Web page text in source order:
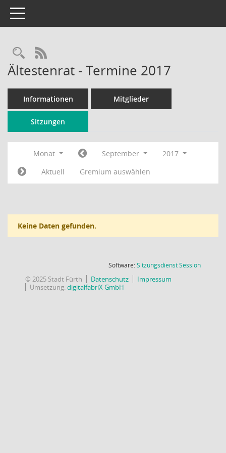
Toggle navigation
Rechercheauswahl
RSS-Feed
Ältestenrat - Termine 2017
Informationen Mitglieder
Sitzungen
Monat September
2017
Aktuell
Gremium auswählen
Keine Daten gefunden.
Software:SitzungsdienstSession(Wird in
© 2025 Stadt Fürth Datenschutz
Impressum
Umsetzung:digitalfabriX GmbH